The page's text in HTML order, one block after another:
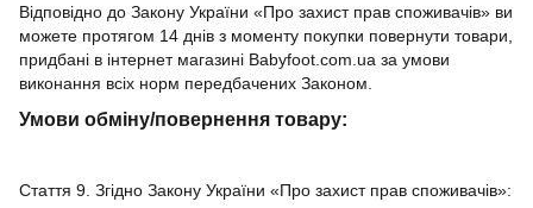
Відповідно до Закону України «Про захист прав споживачів» ви
можете протягом 14 днів з моменту покупки повернути товари,
придбані в інтернет магазині Babyfoot.com.ua за умови
виконання всіх норм передбачених Законом.
Умови обміну/повернення товару:
Стаття 9. Згідно Закону України «Про захист прав споживачів»: